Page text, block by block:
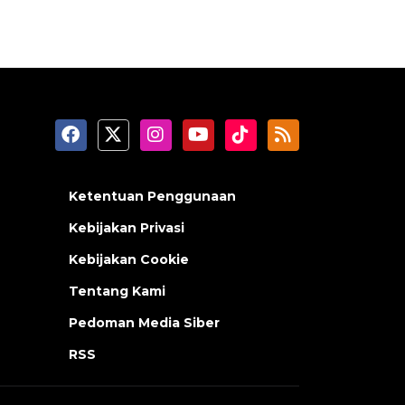
Ketentuan Penggunaan
Kebijakan Privasi
Kebijakan Cookie
Tentang Kami
Pedoman Media Siber
RSS